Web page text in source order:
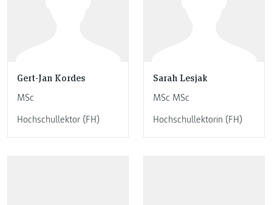
Gert-Jan Kordes
MSc
Hochschullektor (FH)
Sarah Lesjak
MSc MSc
Hochschullektorin (FH)